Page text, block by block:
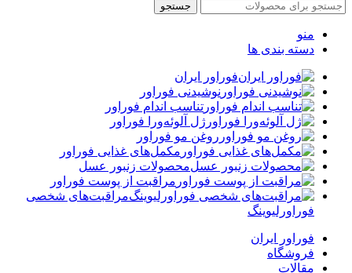
جستجو
منو
دسته بندی ها
فوراور ایران
نوشیدنی فوراور
تناسب اندام فوراور
ژل آلوئه‌ورا فوراور
روغن مو فوراور
مکمل‌های غذایی فوراور
محصولات زنبور عسل
مراقبت از پوست فوراور
مراقبت‌های شخصی
فوراورلیوینگ
فوراور ایران
فروشگاه
مقالات